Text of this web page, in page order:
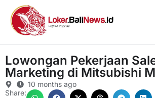
Lowongan Pekerjaan
Marketing di Mitsubishi
10 months ago
Share: